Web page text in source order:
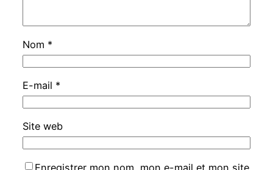
Nom *
E-mail *
Site web
Enregistrer mon nom, mon e-mail et mon site